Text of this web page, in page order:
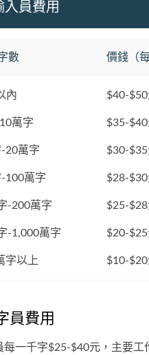
入員費用
數 價錢（
內 $40-
萬字 $35-
20萬字 $30-
100萬字 $28-
-200萬字 $25-
-1,000萬字 $20-
字以上 $10-
員費用
每一千字$25-$40元，主要工